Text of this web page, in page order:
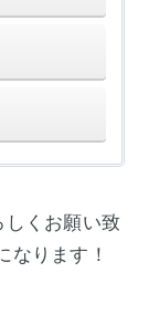
しくお願い致
なります！